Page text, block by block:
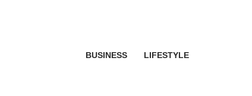
BUSINESS LIFESTYLE